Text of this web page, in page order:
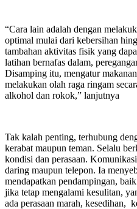
“Cara lain adalah dengan
optimal mulai dari kebersihan
tambahan aktivitas fisik yang
latihan bernafas dalam,
Disamping itu, mengatur
melakukan olah raga ringam
alkohol dan rokok,” lanjutnya
Tak kalah penting, terhubung
kerabat maupun teman. Selalu
kondisi dan perasaan.
daring maupun telepon. Ia
mendapatkan pendampingan,
jika tetap mengalami kesulitan,
ada perasaan marah, kesedihan,